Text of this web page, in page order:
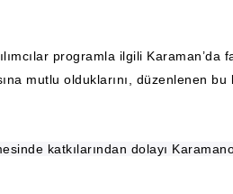
programla ilgili Karaman’da
mutlu olduklarını, düzenlenen
katkılarından dolayı